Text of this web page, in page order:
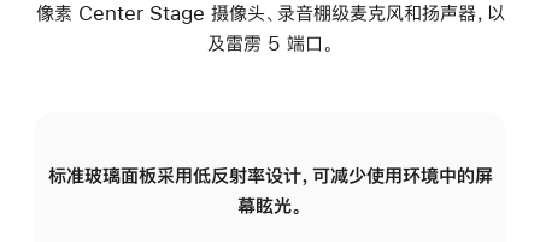
像素 Center Stage 摄像头、录音棚级麦克风和扬声器，以
及雷雳 5 端口。
标准玻璃面板采用低反射率设计，可减少使用环境中的屏
幕眩光。